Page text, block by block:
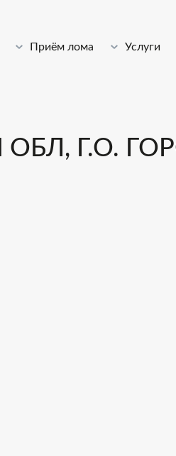
Приём лома Услуги
Г.О.